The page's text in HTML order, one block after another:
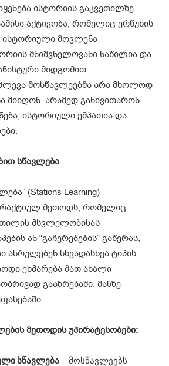
ისტორიის გაკვეთილზე.
აქტივობა, რომელიც ერწუხის
ისტორიული მოვლენა
მნიშვნელოვანი ნაწილია და
მიდგომით
მოსწავლეებმა არა მხოლოდ
მიიღონ, არამედ განივითარონ
ისტორიული ემპათია და
სწავლება
(Stations Learning)
მეთოდს, რომელიც
მსვლელობისას
ან “გაჩერებების” გაწერას,
ასრულებენ სხვადასხვა ტიპის
ეხმარება მათ ახალი
გააზრებაში, მასზე
მეთოდისუპირატესობები:
სწავლება – მოსწავლეებს